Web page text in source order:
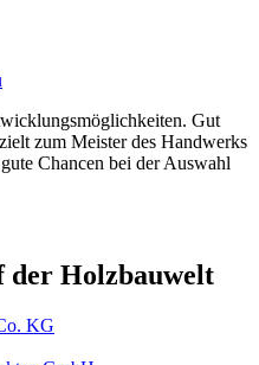
Gut
zum Meister des Handwerks
Chancen bei der Auswahl
der Holzbauwelt